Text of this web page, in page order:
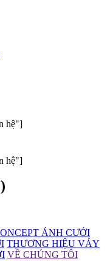
hệ"]
hệ"]
ẢNH CƯỚI
THƯƠNG HIỆU VÁY
VỀ CHÚNG TÔI